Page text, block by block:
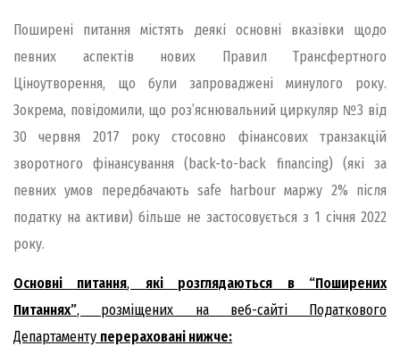
Поширені питання містять деякі основні вказівки щодо
певних аспектів нових Правил Трансфертного
Ціноутворення, що були запроваджені минулого року.
Зокрема, повідомили, що роз’яснювальний циркуляр №3 від
30 червня 2017 року стосовно фінансових транзакцій
зворотного фінансування (back-to-back financing) (які за
певних умов передбачають safe harbour маржу 2% після
податку на активи) більше не застосовується з 1 січня 2022
року.
Основні питання, які розглядаються в “Поширених
Питаннях”, розміщених на веб-сайті Податкового
Департаменту перераховані нижче: